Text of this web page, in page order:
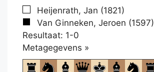
Heijenrath, Jan (1821)
Van Ginneken, Jeroen (1597)
Resultaat: 1-0
Metagegevens »
om